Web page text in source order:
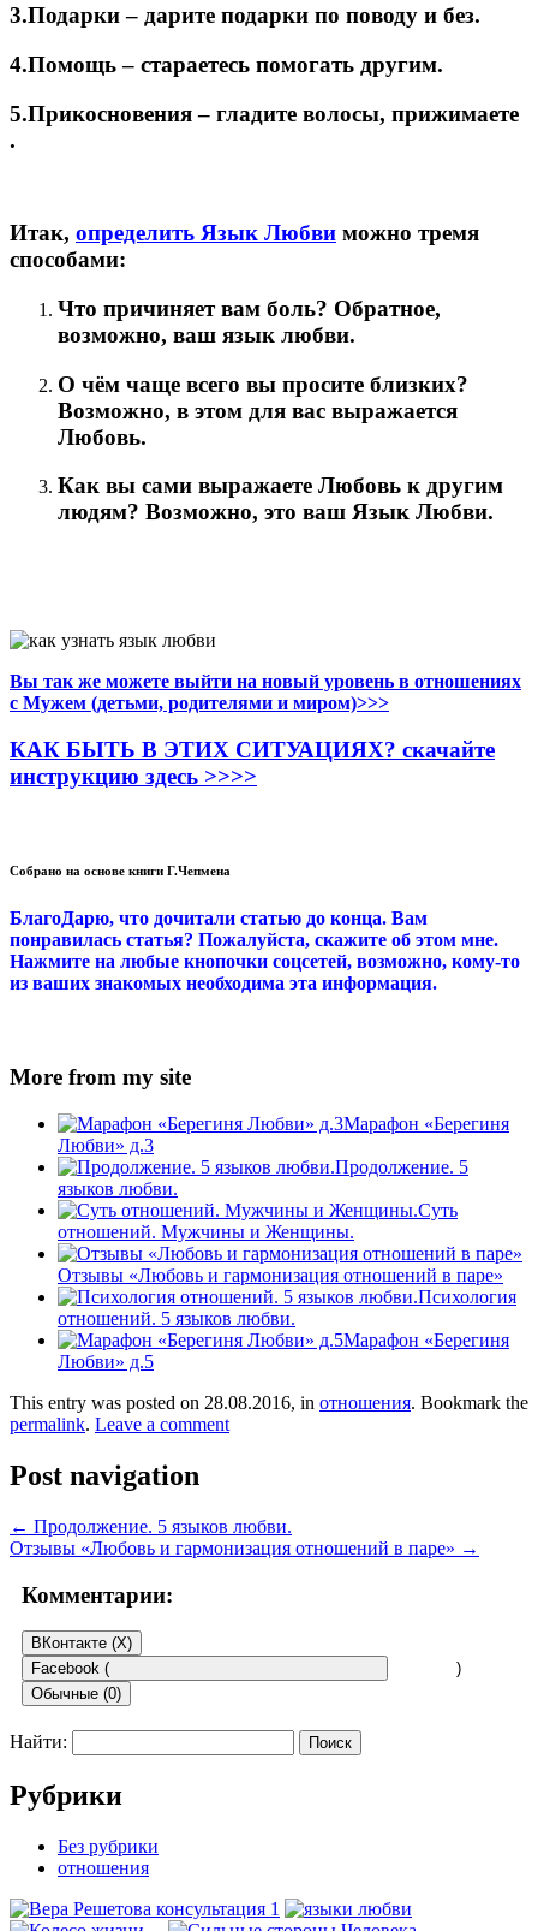
3.Подарки – дарите подарки по поводу и без.
4.Помощь – стараетесь помогать другим.
5.Прикосновения – гладите волосы, прижимаете
.
Итак, определить Язык Любви можно тремя
способами:
Что причиняет вам боль? Обратное,
возможно, ваш язык любви.
О чём чаще всего вы просите близких?
Возможно, в этом для вас выражается
Любовь.
Как вы сами выражаете Любовь к другим
людям? Возможно, это ваш Язык Любви.
Вы так же можете выйти на новый уровень в отношениях
с Мужем (детьми, родителями и миром)>>>
КАК БЫТЬ В ЭТИХ СИТУАЦИЯХ? скачайте
инструкцию здесь >>>>
Собрано на основе книги Г.Чепмена
БлагоДарю, что дочитали статью до конца. Вам
понравилась статья? Пожалуйста, скажите об этом мне.
Нажмите на любые кнопочки соцсетей, возможно, кому-то
из ваших знакомых необходима эта информация.
More from my site
Марафон «Берегиня
Любви» д.3
Продолжение. 5
языков любви.
Суть
отношений. Мужчины и Женщины.
Отзывы «Любовь и гармонизация отношений в паре»
Психология
отношений. 5 языков любви.
Марафон «Берегиня
Любви» д.5
This entry was posted on 28.08.2016, in отношения. Bookmark the
permalink. Leave a comment
Post navigation
← Продолжение. 5 языков любви.
Отзывы «Любовь и гармонизация отношений в паре» →
Комментарии:
ВКонтакте (X)
Facebook (
)
Обычные (0)
Для отправки комментария вам необходимо
Этот сайт использует Akismet для борьбы со спамом.
как обрабатываются ваши данные комментариев
Найти:
Рубрики
Без рубрики
отношения